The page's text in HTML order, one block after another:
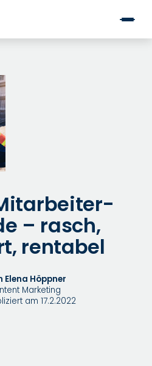
– rasch,
rentabel
Elena Höppner
Marketing
am 17.2.2022